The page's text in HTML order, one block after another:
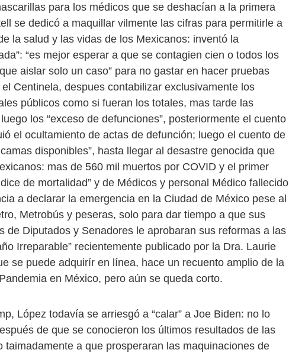
para los médicos que se deshacían a la primera
se dedicó a maquillar vilmente las cifras para permitirle a
la salud y las vidas de los Mexicanos: inventó la
“es mejor esperar a que se contagien cien o todos los
aislar solo un caso” para no gastar en hacer pruebas
Centinela, despues contabilizar exclusivamente los
públicos como si fueran los totales, mas tarde las
los “exceso de defunciones”, posteriormente el cuento
el ocultamiento de actas de defunción; luego el cuento de
disponibles”, hasta llegar al desastre genocida que
mas de 560 mil muertos por COVID y el primer
de mortalidad” y de Médicos y personal Médico fallecido
a declarar la emergencia en la Ciudad de México pese al
Metrobús y peseras, solo para dar tiempo a que sus
de Diputados y Senadores le aprobaran sus reformas a las
Irreparable” recientemente publicado por la Dra. Laurie
se puede adquirír en línea, hace un recuento amplio de la
en México, pero aún se queda corto.
López todavía se arriesgó a “calar” a Joe Biden: no lo
de que se conocieron los últimos resultados de las
taimadamente a que prosperaran las maquinaciones de